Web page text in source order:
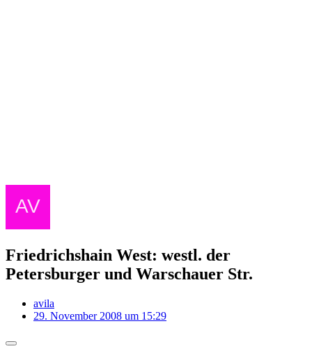
Friedrichshain West: westl. der
Petersburger und Warschauer Str.
avila
29. November 2008 um 15:29